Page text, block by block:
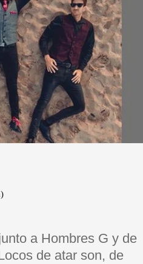
a Hombres G y de
de atar son, de